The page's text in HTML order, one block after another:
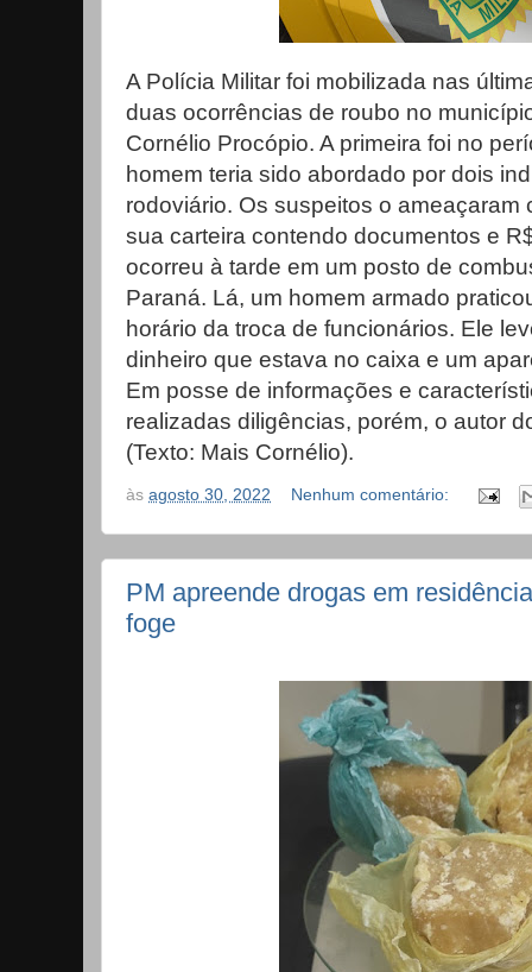
A Polícia Militar foi mobilizada nas
duas ocorrências de roubo no
Cornélio Procópio. A primeira foi no
homem teria sido abordado por dois
rodoviário. Os suspeitos o ameaçaram
sua carteira contendo documentos e
ocorreu à tarde em um posto de
Paraná. Lá, um homem armado
horário da troca de funcionários. Ele
dinheiro que estava no caixa e um
Em posse de informações e
realizadas diligências, porém, o autor
(Texto: Mais Cornélio).
às agosto 30, 2022 Nenhum comentário:
PM apreende drogas em
foge